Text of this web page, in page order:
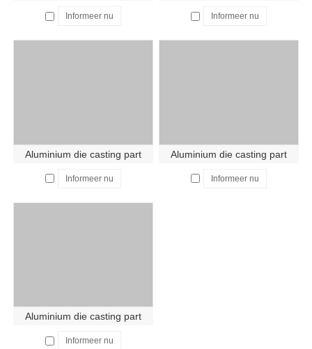
Informeer nu Informeer nu
Aluminium die casting part
Informeer nu
Aluminium die casting part
Informeer nu
Aluminium die casting part
Informeer nu